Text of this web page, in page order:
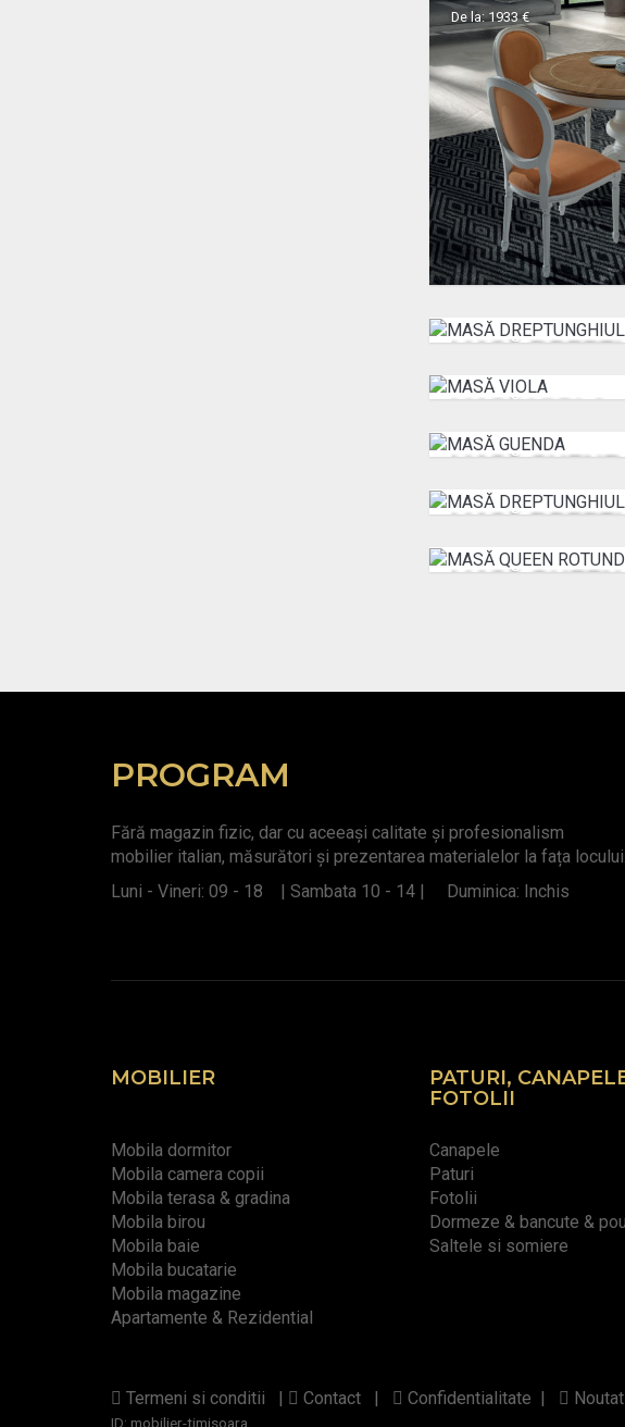
De la: 1933 €
De la: 2160 €
MASĂ VIOLA
De la: 2173 €
MASĂ
De la: 2444 €
De la: 2696 €
MASĂ
PROGRAM
Fără magazin fizic, dar cu aceeași calitate și profesionalism
mobilier italian, măsurători și prezentarea materialelor la fața
Luni - Vineri: 09 - 18 | Sambata 10 - 14 | Duminica: Inchis
MOBILIER
Mobila dormitor
Mobila camera copii
Mobila terasa & gradina
Mobila birou
Mobila baie
Mobila bucatarie
Mobila magazine
Apartamente & Rezidential
PATURI,
FOTOLII
Canapele
Paturi
Fotolii
Dormeze & bancute &
Saltele si somiere
Termeni si conditii | Contact | Confidentialitate |
ID: mobilier-timisoara